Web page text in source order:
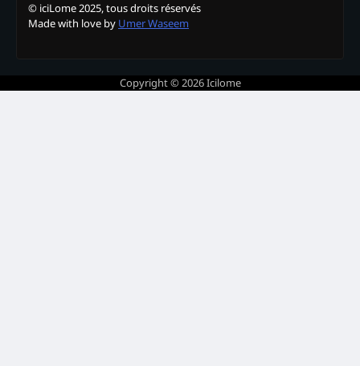
© iciLome 2025, tous droits réservés
Made with love by Umer Waseem
Copyright © 2026Icilome